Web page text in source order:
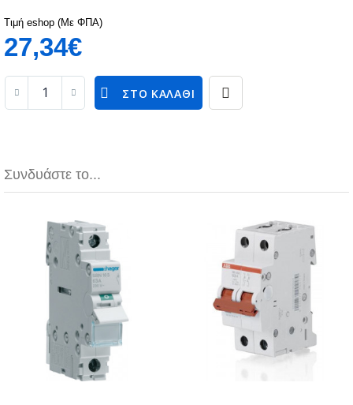
Τιμή eshop (Με ΦΠΑ)
27,34€
ΣΤΟ ΚΑΛΆΘΙ
Συνδυάστε το...